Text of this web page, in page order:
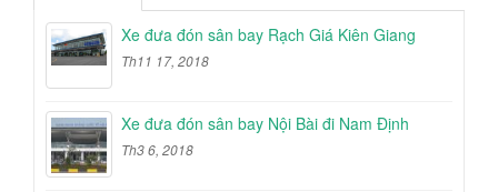
Xe đưa đón sân bay Rạch Giá Kiên Giang
Th11 17, 2018
Xe đưa đón sân bay Nội Bài đi Nam Định
Th3 6, 2018